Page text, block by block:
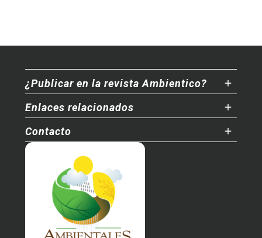
¿Publicar en la revista Ambientico?
Enlaces relacionados
Contacto